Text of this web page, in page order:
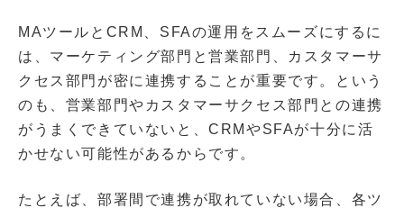
MAツールとCRM、SFAの運用をスムーズにするに
は、マーケティング部門と営業部門、カスタマーサ
クセス部門が密に連携することが重要です。という
のも、営業部門やカスタマーサクセス部門との連携
がうまくできていないと、CRMやSFAが十分に活
かせない可能性があるからです。
たとえば、部署間で連携が取れていない場合、各ツ